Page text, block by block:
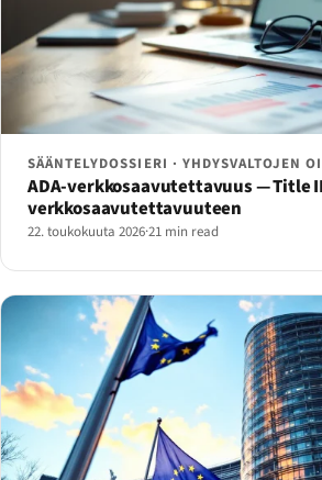
SÄÄNTELYDOSSIERI · YHDYSVALTOJEN
ADA-verkkosaavutettavuus — Title
verkkosaavutettavuuteen
22. toukokuuta 2026·21 min read